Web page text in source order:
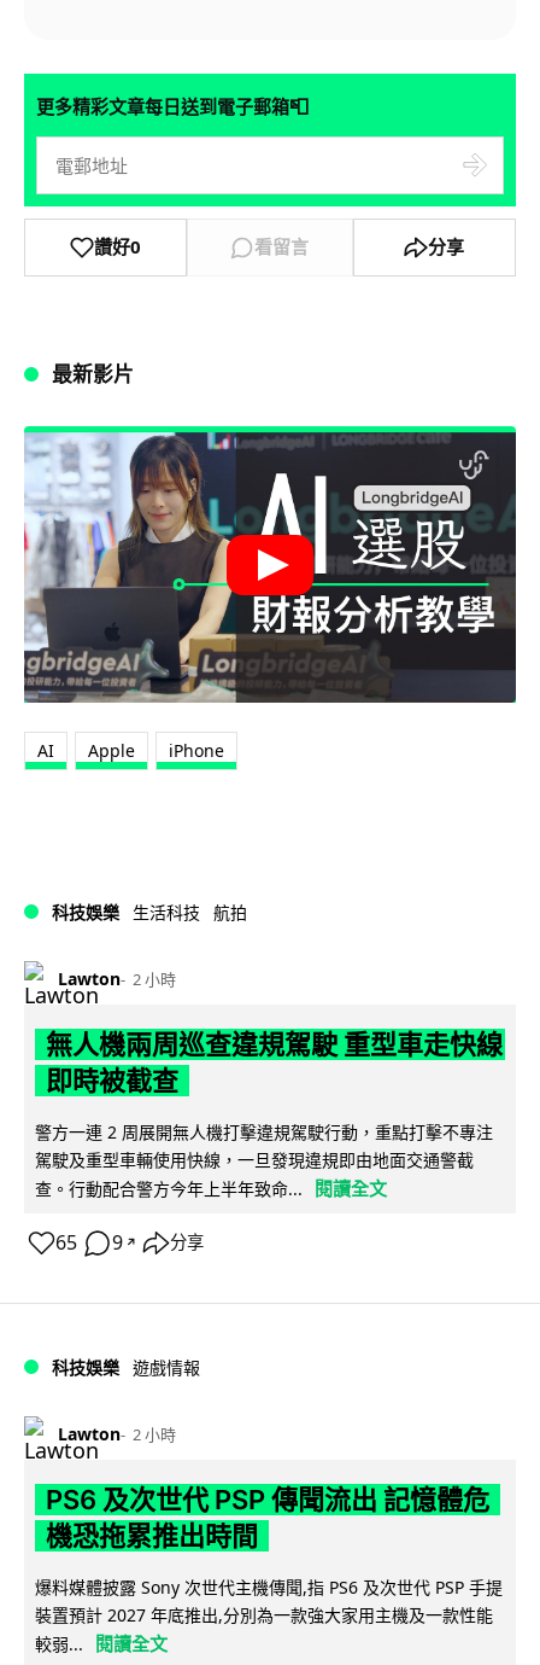
更多精彩文章每日送到電子郵箱📮
讚好0 看留言 分享
最新影片
AI Apple iPhone
科技娛樂 生活科技 航拍
Lawton 2 小時
無人機兩周巡查違規駕駛 重型車走快線
即時被截查
警方一連 2 周展開無人機打擊違規駕駛行動，重點打擊不專注
駕駛及重型車輛使用快線，一旦發現違規即由地面交通警截
查。行動配合警方今年上半年致命...
閱讀全文
65 9 ↗ 分享
科技娛樂 遊戲情報
Lawton 2 小時
PS6 及次世代 PSP 傳聞流出 記憶體危
機恐拖累推出時間
爆料媒體披露 Sony 次世代主機傳聞,指 PS6 及次世代 PSP 手提
裝置預計 2027 年底推出,分別為一款強大家用主機及一款性能
較弱...
閱讀全文